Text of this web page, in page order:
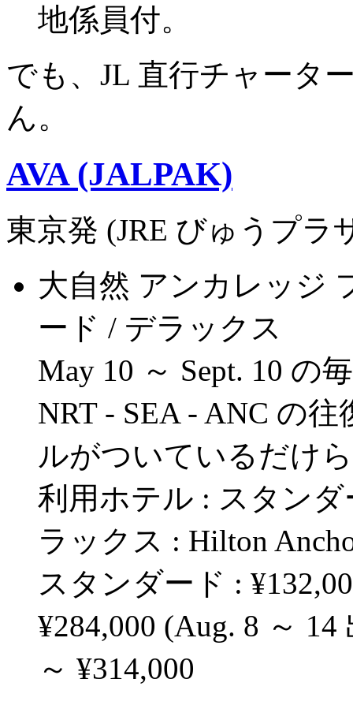
地係員付。
でも、JL 直行チャータ
ん。
AVA (JALPAK)
東京発 (JRE びゅうプ
大自然 アンカレッジ
ード / デラックス
May 10 ～ Sept. 10 の
NRT - SEA - ANC の
ルがついているだけ
利用ホテル : スタンダ
ラックス : Hilton
スタンダード :
¥284,000 (Aug. 8 ～
～ ¥314,000